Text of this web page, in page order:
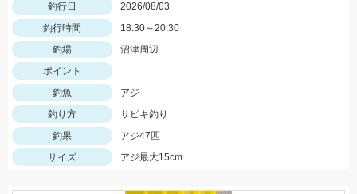
釣行日
2026/08/03
釣行時間
18:30～20:30
釣場
沼津周辺
ポイント
釣魚
アジ
釣り方
サビキ釣り
釣果
アジ47匹
サイズ
アジ最大15cm